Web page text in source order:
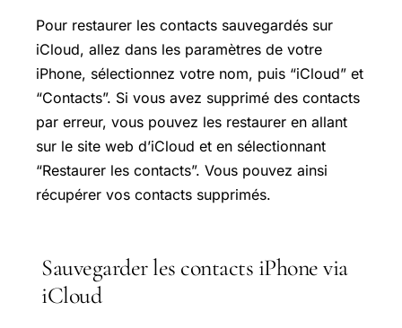
Pour restaurer les contacts sauvegardés sur
iCloud, allez dans les paramètres de votre
iPhone, sélectionnez votre nom, puis “iCloud” et
“Contacts”. Si vous avez supprimé des contacts
par erreur, vous pouvez les restaurer en allant
sur le site web d’iCloud et en sélectionnant
“Restaurer les contacts”. Vous pouvez ainsi
récupérer vos contacts supprimés.
Sauvegarder les contacts iPhone via
iCloud